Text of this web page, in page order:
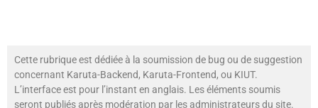
Cette rubrique est dédiée à la soumission de bug ou de suggestion
concernant Karuta-Backend, Karuta-Frontend, ou KIUT.
L’interface est pour l’instant en anglais. Les éléments soumis
seront publiés après modération par les administrateurs du site.